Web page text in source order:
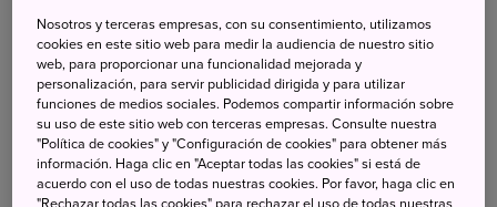
710-58 Okuhida Onsengo Kansaka, Takayama-shi,
Gifu-ken
Ver en Google Maps
Información de transporte
Nosotros y terceras empresas, con su consentimiento, utilizamos
cookies en este sitio web para medir la audiencia de nuestro sitio
web, para proporcionar una funcionalidad mejorada y
personalización, para servir publicidad dirigida y para utilizar
funciones de medios sociales. Podemos compartir información sobre
su uso de este sitio web con terceras empresas. Consulte nuestra
"Política de cookies" y "Configuración de cookies" para obtener más
información. Haga clic en "Aceptar todas las cookies" si está de
acuerdo con el uso de todas nuestras cookies. Por favor, haga clic en